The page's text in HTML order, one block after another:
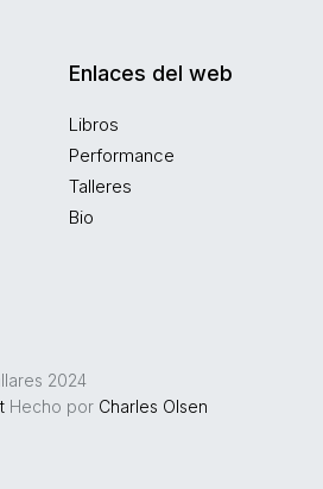
Enlaces del web
Libros
Performance
Talleres
Bio
2024
Hecho por Charles Olsen